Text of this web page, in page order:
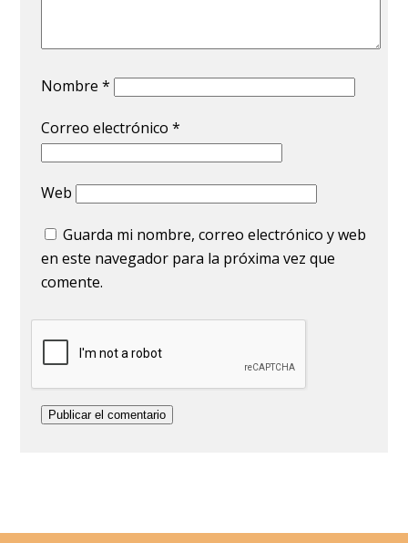
Nombre*
Correo electrónico*
Web
Guarda mi nombre, correo electrónico y web
en este navegador para la próxima vez que
comente.